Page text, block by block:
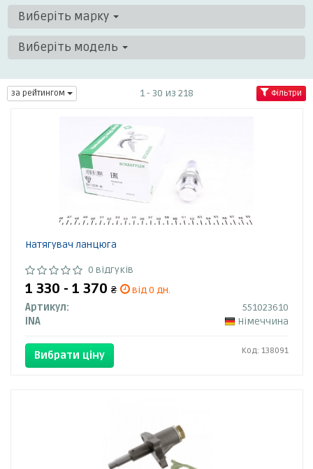
Виберіть марку
Виберіть модель
за рейтингом 1 - 30 из 218 Фільтри
Натягувач ланцюга
0 відгуків
1 330 - 1 370 ₴
від 0 дн.
Артикул:
551023610
INA
Німеччина
Вибрати ціну Код: 138091